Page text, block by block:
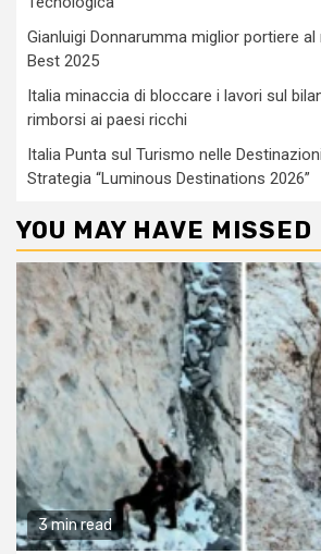
Gianluigi Donnarumma miglior portiere al
Best 2025
Italia minaccia di bloccare i lavori sul
rimborsi ai paesi ricchi
Italia Punta sul Turismo nelle
Strategia “Luminous Destinations 2026”
YOU MAY HAVE MISSED
3 min read